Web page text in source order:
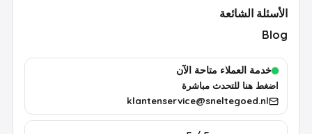
الأسئلة الشائعة
Blog
خدمة العملاء متاحة الآن
اضغط هنا للتحدث مباشرة
klantenservice@sneltegoed.nl